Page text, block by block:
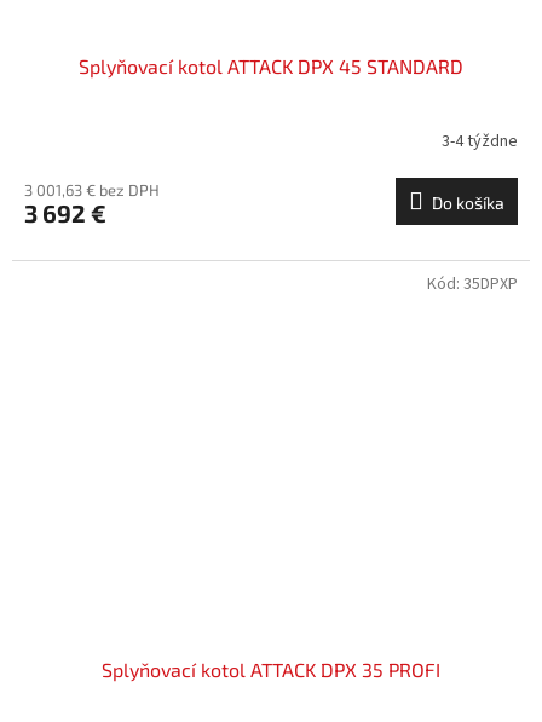
Splyňovací kotol ATTACK DPX 45 STANDARD
3-4 týždne
3 001,63 € bez DPH
3 692 € Do košíka
Splyňovací kotol ATTACK DPX 35 PROFI
Kód: 35DPXP